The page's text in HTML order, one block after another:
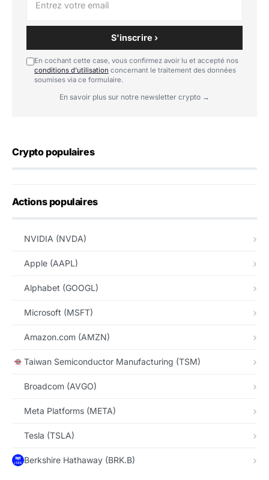
S'inscrire ›
En cochant cette case, vous confirmez avoir lu et accepté nos
conditions d'utilisation concernant le traitement des données
soumises via ce formulaire.
En savoir plus sur notre newsletter crypto →
Crypto populaires
Actions populaires
NVIDIA (NVDA)
Apple (AAPL)
Alphabet (GOOGL)
Microsoft (MSFT)
Amazon.com (AMZN)
Taiwan Semiconductor Manufacturing (TSM)
Broadcom (AVGO)
Meta Platforms (META)
Tesla (TSLA)
Berkshire Hathaway (BRK.B)